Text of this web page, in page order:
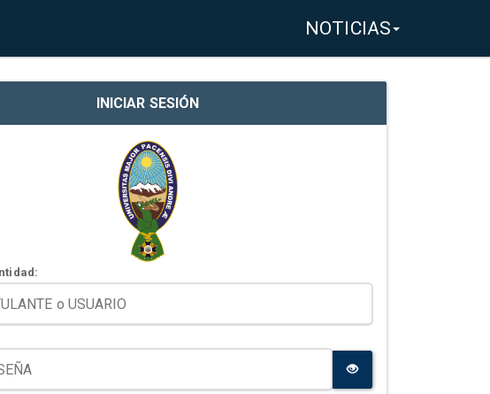
NOTICIAS
INICIAR SESIÓN